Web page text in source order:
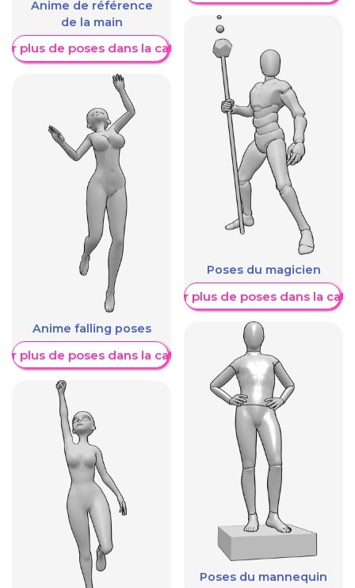
Anime de référence
de la main
plus de poses dans la catégorie
Anime falling poses
plus de poses dans la catégorie
Poses du magicien
Afficher plus de poses dans la
Poses du mannequin